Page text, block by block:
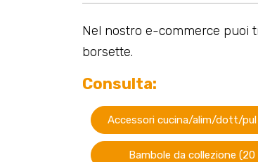
Nel nostro e-commerce puoi
borsette.
Consulta:
Accessori cucina/alim/dott/
Bambole da collezione